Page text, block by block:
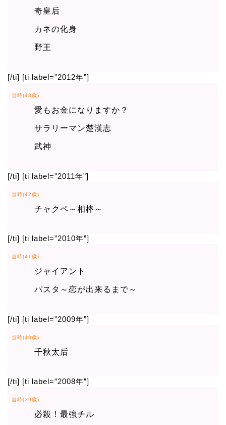
奇皇后
カネの化身
野王
[/ti] [ti label=”2012年”]
当時(43歳)
愛もお金になりますか？
サラリーマン楚漢志
武神
[/ti] [ti label=”2011年”]
当時(42歳)
チャクペ～相棒～
[/ti] [ti label=”2010年”]
当時(41歳)
ジャイアント
パスタ～恋が出来るまで～
[/ti] [ti label=”2009年”]
当時(40歳)
千秋太后
[/ti] [ti label=”2008年”]
当時(39歳)
必殺！最強チル